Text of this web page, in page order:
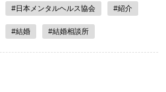
#日本メンタルヘルス協会 #紹介
#結婚 #結婚相談所